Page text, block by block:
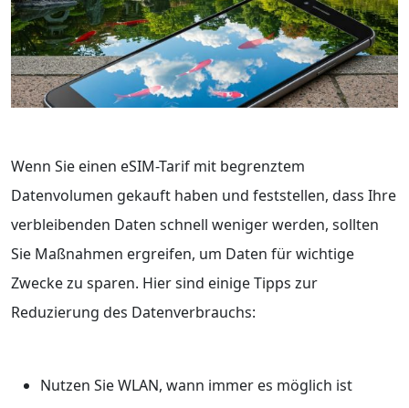
Wenn Sie einen eSIM-Tarif mit begrenztem
Datenvolumen gekauft haben und feststellen, dass Ihre
verbleibenden Daten schnell weniger werden, sollten
Sie Maßnahmen ergreifen, um Daten für wichtige
Zwecke zu sparen. Hier sind einige Tipps zur
Reduzierung des Datenverbrauchs:
Nutzen Sie WLAN, wann immer es möglich ist